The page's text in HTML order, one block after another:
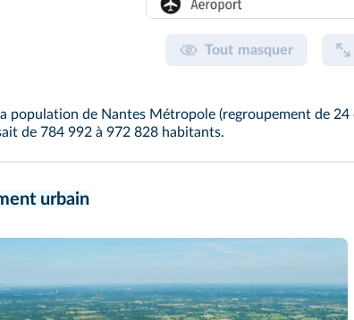
Tout masquer
population de Nantes Métropole (regroupement de
de 784 992 à 972 828 habitants.
urbain